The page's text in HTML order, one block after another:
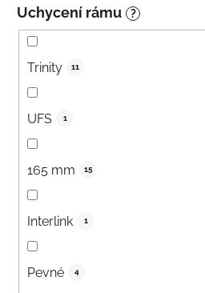
Uchycení rámu ?
Trinity 11
UFS 1
165 mm 15
Interlink 1
Pevné 4